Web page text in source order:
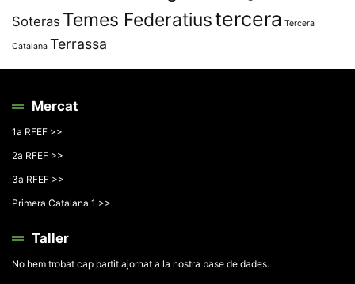
Soteras Temes Federatiustercera Tercera
Catalana Terrassa
Mercat
1a RFEF >>
2a RFEF >>
3a RFEF >>
Primera Catalana 1 >>
Taller
No hem trobat cap partit ajornat a la nostra base de dades.